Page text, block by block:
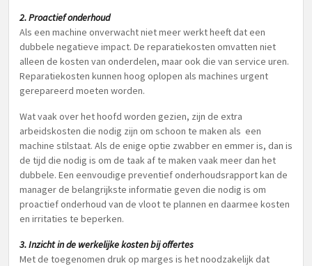
2. Proactief onderhoud
Als een machine onverwacht niet meer werkt heeft dat een
dubbele negatieve impact. De reparatiekosten omvatten niet
alleen de kosten van onderdelen, maar ook die van service uren.
Reparatiekosten kunnen hoog oplopen als machines urgent
gerepareerd moeten worden.
Wat vaak over het hoofd worden gezien, zijn de extra
arbeidskosten die nodig zijn om schoon te maken als een
machine stilstaat. Als de enige optie zwabber en emmer is, dan is
de tijd die nodig is om de taak af te maken vaak meer dan het
dubbele. Een eenvoudige preventief onderhoudsrapport kan de
manager de belangrijkste informatie geven die nodig is om
proactief onderhoud van de vloot te plannen en daarmee kosten
en irritaties te beperken.
3. Inzicht in de werkelijke kosten bij offertes
Met de toegenomen druk op marges is het noodzakelijk dat